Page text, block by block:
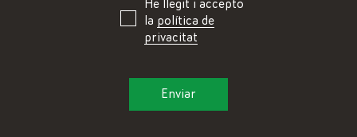
He llegit i accepto
la política de
privacitat